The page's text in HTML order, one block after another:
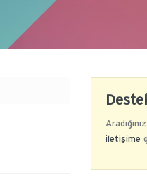
iletişime